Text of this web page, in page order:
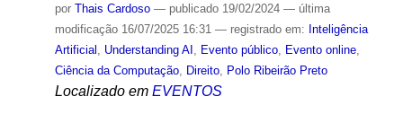
por Thais Cardoso — publicado19/02/2024 — última
modificação16/07/2025 16:31 — registrado em: Inteligência
Artificial
Understanding AI Evento público, Evento online,
Ciência da Computação, Direito, Polo Ribeirão Preto
Localizado em EVENTOS